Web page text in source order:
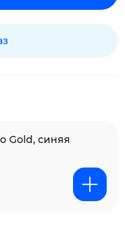
Gold, синяя